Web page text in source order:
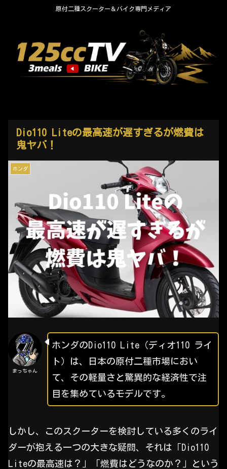
原付二種スクーター＆バイク専門メディア
Dio110 Liteの最高速が遅すぎるが燃費は
鬼ヤバ！
ホンダ
まっちゃん
ホンダのDio110 Lite（ディオ110 ライ
ト）は、日本の原付二種市場におい
て、その軽量さと驚異的な経済性で注
目を集めているモデルです。
しかし、このスクーターを検討している多くのライ
ダーが抱える一つの大きな疑問、それは「Dio110
Liteの最高速は？」「燃費はどうなのか？」という